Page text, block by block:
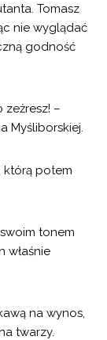
Tomasz
nie wyglądać
godność
zeżresz! –
Myśliborskiej.
którą potem
tonem
właśnie
na wynos,
twarzy.